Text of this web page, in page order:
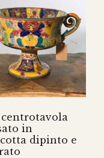
centrotavola
in
dipinto e